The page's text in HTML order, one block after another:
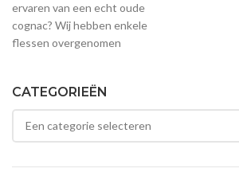
CATEGORIEËN
ervaren van een echt oude
cognac? Wij hebben enkele
flessen overgenomen